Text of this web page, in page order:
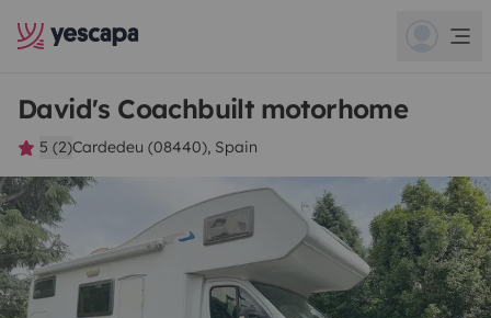
David's Coachbuilt motorhome
5 (2)Cardedeu (08440), Spain